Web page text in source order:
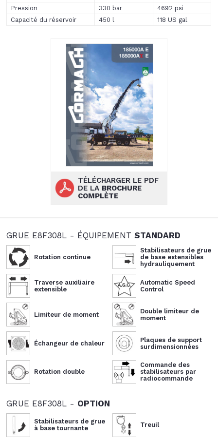
Pression 330 bar
4692 psi
Capacité du réservoir
450 l 118 US gal
TÉLÉCHARGER LE PDF
DE LA BROCHURE
COMPLÈTE
GRUE E8F308L - ÉQUIPEMENTSTANDARD
Rotation continue
Stabilisateurs de grue
de base extensibles
hydrauliquement
Traverse auxiliaire
extensible
Automatic Speed
Control
Limiteur de moment
Double limiteur de
moment
Échangeur de chaleur
Plaques de support
surdimensionnées
Rotation double
Commande des
stabilisateurs par
radiocommande
GRUE E8F308L - OPTION
Stabilisateurs de grue
à base tournante
Treuil